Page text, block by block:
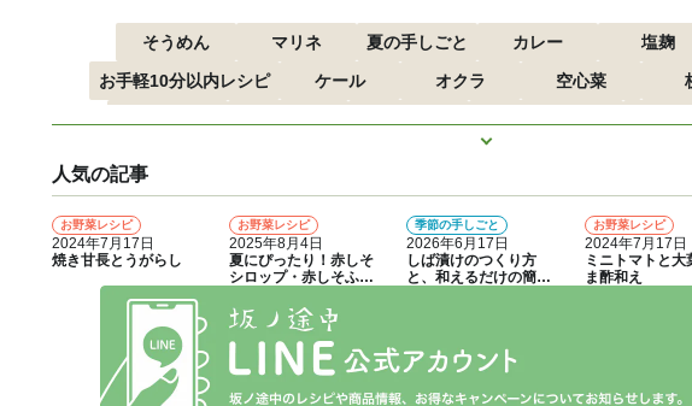
そうめん マリネ 夏の手しごと カレー 塩麹
お手軽10分以内レシピ
ケール オクラ 空心菜
もっと見る
人気の記事
1
お野菜レシピ
2024年7月17日
焼き甘長とうがらし
2
お野菜レシピ
2025年8月4日
夏にぴったり！赤しそ
シロップ・赤しそふり
3
季節の手しごと
2026年6月17日
しば漬けのつくり方
と、和えるだけの簡単
4
お野菜レシピ
2024年7月17日
ミニトマトと大
ま酢和え